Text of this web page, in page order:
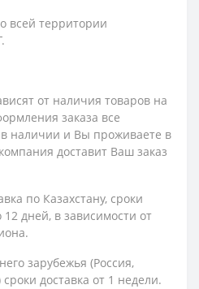
всей территории
от наличия товаров на
заказа все
наличии и Вы проживаете в
доставит Ваш заказ
по Казахстану, сроки
12 дней, в зависимости от
зарубежья (Россия,
доставка от 1 недели.